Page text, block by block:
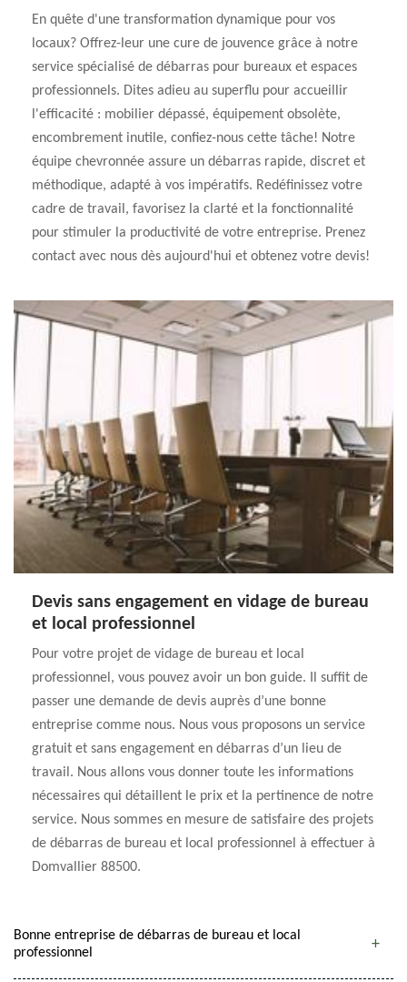
En quête d'une transformation dynamique pour vos
locaux? Offrez-leur une cure de jouvence grâce à notre
service spécialisé de débarras pour bureaux et espaces
professionnels. Dites adieu au superflu pour accueillir
l'efficacité : mobilier dépassé, équipement obsolète,
encombrement inutile, confiez-nous cette tâche! Notre
équipe chevronnée assure un débarras rapide, discret et
méthodique, adapté à vos impératifs. Redéfinissez votre
cadre de travail, favorisez la clarté et la fonctionnalité
pour stimuler la productivité de votre entreprise. Prenez
contact avec nous dès aujourd'hui et obtenez votre devis!
Devis sans engagement en vidage de bureau
et local professionnel
Pour votre projet de vidage de bureau et local
professionnel, vous pouvez avoir un bon guide. Il suffit de
passer une demande de devis auprès d’une bonne
entreprise comme nous. Nous vous proposons un service
gratuit et sans engagement en débarras d’un lieu de
travail. Nous allons vous donner toute les informations
nécessaires qui détaillent le prix et la pertinence de notre
service. Nous sommes en mesure de satisfaire des projets
de débarras de bureau et local professionnel à effectuer à
Domvallier 88500.
Bonne entreprise de débarras de bureau et local
professionnel